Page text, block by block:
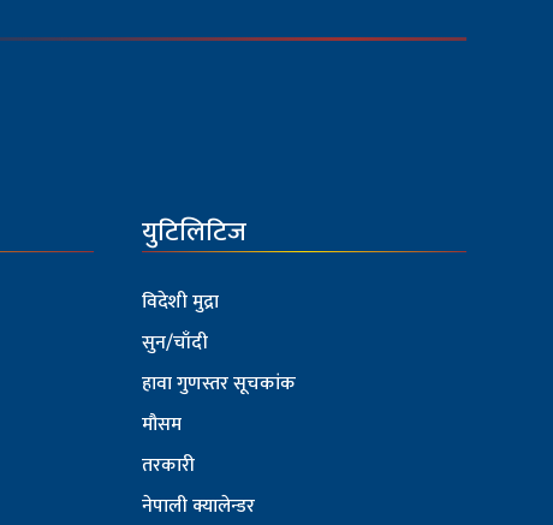
युटिलिटिज
विदेशी मुद्रा
सुन/चाँदी
हावा गुणस्तर सूचकांक
मौसम
तरकारी
नेपाली क्यालेन्डर